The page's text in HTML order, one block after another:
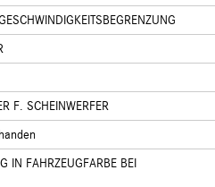
F. SCHEINWERFER
IN FAHRZEUGFARBE BEI